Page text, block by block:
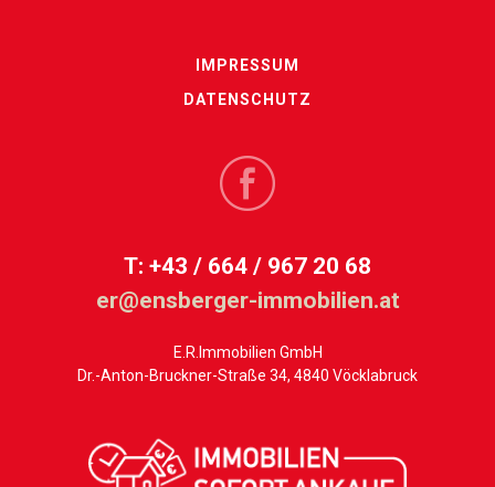
IMPRESSUM
DATENSCHUTZ
T: +43 / 664 / 967 20 68
er@ensberger-immobilien.at
E.R.Immobilien GmbH
Dr.-Anton-Bruckner-Straße 34, 4840 Vöcklabruck